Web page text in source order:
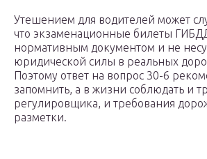
Утешением для водителей может
что экзаменационные билеты
нормативным документом и не
юридической силы в реальных
Поэтому ответ на вопрос 30-6
запомнить, а в жизни соблюдать и
регулировщика, и требования
разметки.